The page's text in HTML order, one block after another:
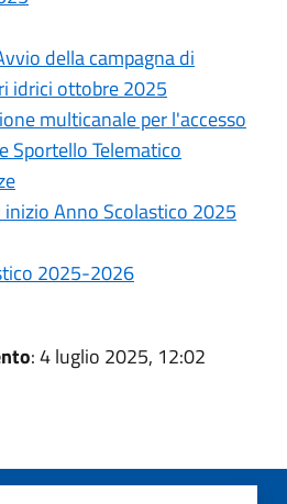
della campagna di
idrici ottobre 2025
multicanale per l'accesso
Sportello Telematico
Anno Scolastico 2025
2025-2026
: 4 luglio 2025, 12:02